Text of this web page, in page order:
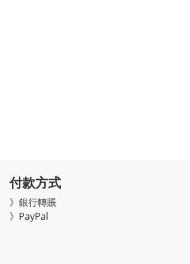
付款方式
》銀行轉賬
》PayPal